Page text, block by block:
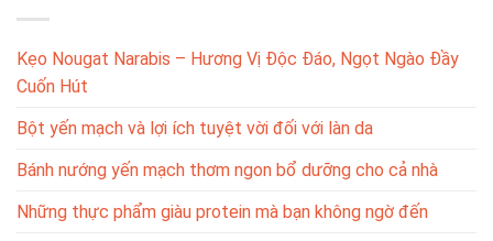
Kẹo Nougat Narabis – Hương Vị Độc Đáo, Ngọt Ngào Đầy
Cuốn Hút
Bột yến mạch và lợi ích tuyệt vời đối với làn da
Bánh nướng yến mạch thơm ngon bổ dưỡng cho cả nhà
Những thực phẩm giàu protein mà bạn không ngờ đến